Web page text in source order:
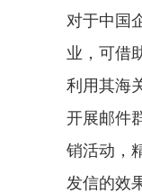
对于中国
业，可借
利用其海
开展邮件
销活动，
发信的效